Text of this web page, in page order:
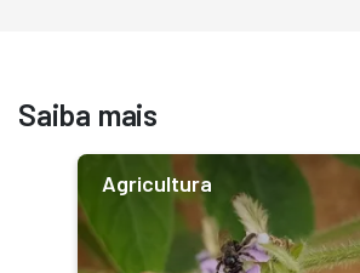
Saiba mais
Agricultura